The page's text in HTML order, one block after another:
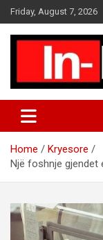
k
t
Friday, August 7, 2026
Home
Kryesore
Një foshnje gjendet